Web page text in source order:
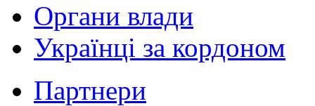
Органи влади
Українці за кордоном
Партнери